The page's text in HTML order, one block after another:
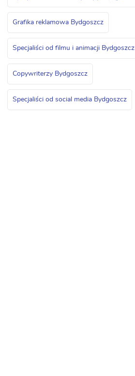
Grafika reklamowa Bydgoszcz
Specjaliści od filmu i animacji Bydgoszcz
Copywriterzy Bydgoszcz
Specjaliści od social media Bydgoszcz